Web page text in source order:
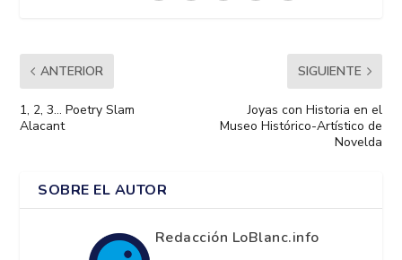
ANTERIOR
1, 2, 3… Poetry Slam
Alacant
SIGUIENTE
Joyas con Historia en el
Museo Histórico-Artístico de
Novelda
SOBRE EL AUTOR
Redacción LoBlanc.info